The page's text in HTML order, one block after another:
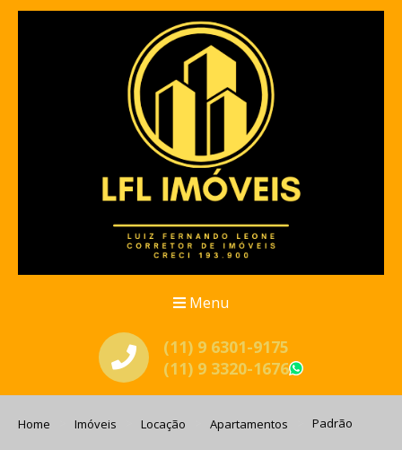
Menu
(11) 9 6301-9175
(11) 9 3320-1676
Home Imóveis Locação Apartamentos Padrão